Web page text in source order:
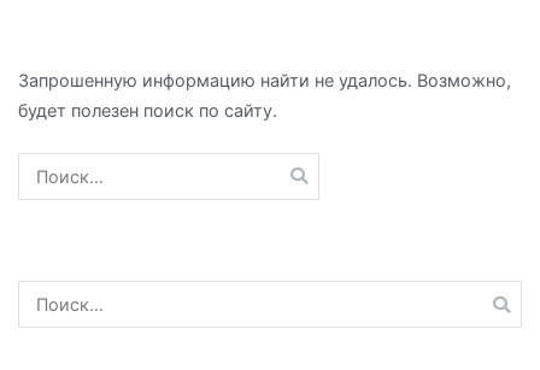
Запрошенную информацию найти не удалось. Возможно,
будет полезен поиск по сайту.
Найти:
Найти: